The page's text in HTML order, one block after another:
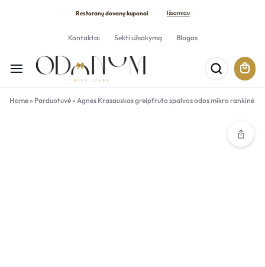
Restoranų dovanų kuponai Išsamiau
Kontaktai Sekti užsakymą Blogas
Home» Parduotuvė» Agnes Krasauskas greipfruto spalvos odos mikro rankinė